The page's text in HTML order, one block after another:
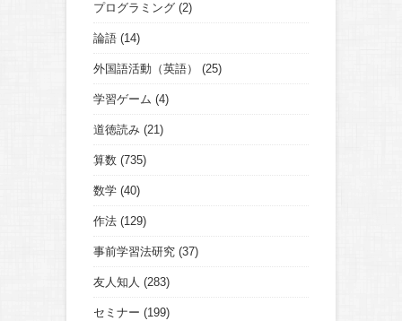
プログラミング (2)
論語 (14)
外国語活動（英語） (25)
学習ゲーム (4)
道徳読み (21)
算数 (735)
数学 (40)
作法 (129)
事前学習法研究 (37)
友人知人 (283)
セミナー (199)